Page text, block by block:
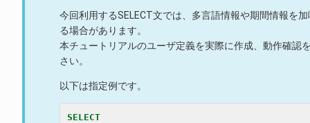
今回利用するSELECT文では、多言語情報や期間情報を
る場合があります。
本チュートリアルのユーザ定義を実際に作成、動作確認
さい。
以下は指定例です。
SELECT